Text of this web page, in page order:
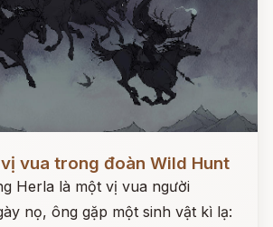
vua trong đoàn Wild Hunt
Herla là một vị vua người
nọ, ông gặp một sinh vật kì lạ: